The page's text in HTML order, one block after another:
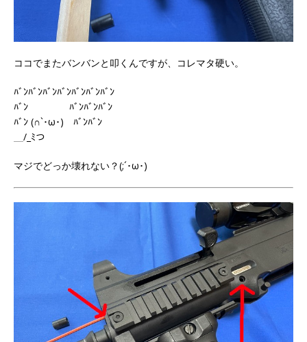
ココでまたバンバンと叩くんですが、コレマタ硬い。
ﾊﾞﾝﾊﾞﾝﾊﾞﾝﾊﾞﾝﾊﾞﾝﾊﾞﾝﾊﾞﾝ
ﾊﾞﾝ ﾊﾞﾝﾊﾞﾝﾊﾞﾝ
ﾊﾞﾝ (∩`･ω･) ﾊﾞﾝﾊﾞﾝ
＿/_ﾐつ
マジでどっか壊れない？(;´･ω･)